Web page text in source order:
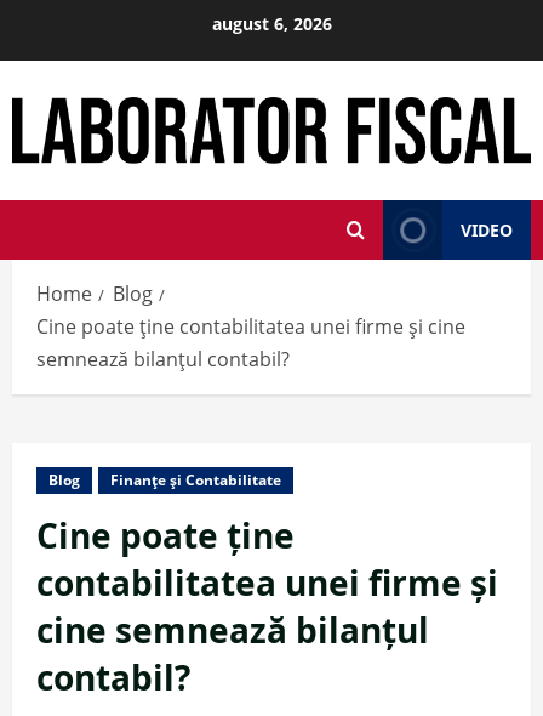
august 6, 2026
VIDEO
Home
Blog
Cine poate ține contabilitatea unei firme și cine
semnează bilanțul contabil?
Blog Finanțe și Contabilitate
Cine poate ține
contabilitatea unei firme și
cine semnează bilanțul
contabil?